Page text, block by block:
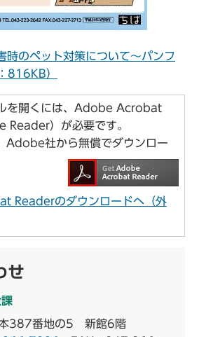
のペット対策について～パンフ
816KB）
を開くには、Adobe Acrobat
Reader）が必要です。
Adobe社から無償でダウンロー
Readerのダウンロードへ（外
せ
本387番地の5 新館6階